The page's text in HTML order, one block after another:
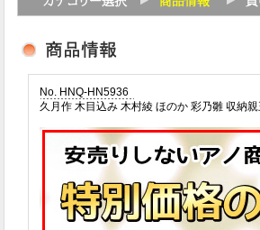
No. HNQ-HN5936
久月作 木目込み 木村綾 ほのか 彩乃雛 収納